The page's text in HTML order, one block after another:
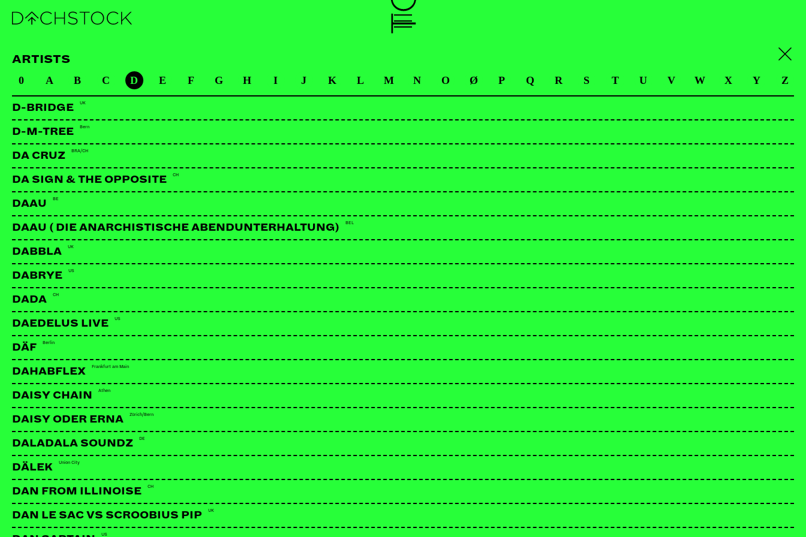
ARTISTS
0
A B C D E F G H I J K L M N O Ø P Q R S T U V W X Y Z
D-BRIDGE UK
D-M-TREE Bern
DA CRUZ BRA/CH
DA SIGN & THE OPPOSITE CH
DAAU BE
DAAU ( DIE ANARCHISTISCHE ABENDUNTERHALTUNG) BEL
DABBLA UK
DABRYE US
DADA CH
DAEDELUS LIVE US
DÄF Berlin
DAHABFLEX Frankfurt am Main
DAISY CHAIN Athen
DAISY ODER ERNA Zürich/Bern
DALADALA SOUNDZ DE
DÄLEK Union City
DAN FROM ILLINOISE CH
DAN LE SAC VS SCROOBIUS PIP UK
US